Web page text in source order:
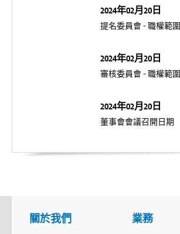
2024年02月20日
提名委員會 – 職權範圍
2024年02月20日
審核委員會 – 職權範圍
2024年02月20日
董事會會議召開日期
關於我們 業務